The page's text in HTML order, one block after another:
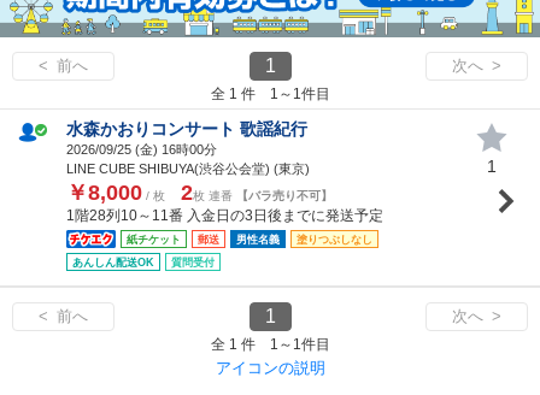
< 前へ 1 次へ >
全 1 件 1～1件目
水森かおりコンサート 歌謡紀行
2026/09/25 (金) 16時00分
LINE CUBE SHIBUYA(渋谷公会堂) (東京)
￥8,000 / 枚 2枚 連番 【バラ売り不可】
1階28列10～11番 入金日の3日後までに発送予定
紙チケット 郵送 男性名義
塗りつぶしなし
あんしん配送OK
質問受付
1
< 前へ 1 次へ >
全 1 件 1～1件目
アイコンの説明